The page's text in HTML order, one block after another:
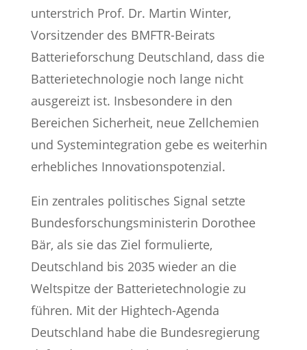
unterstrich Prof. Dr. Martin Winter,
Vorsitzender des BMFTR-Beirats
Batterieforschung Deutschland, dass die
Batterietechnologie noch lange nicht
ausgereizt ist. Insbesondere in den
Bereichen Sicherheit, neue Zellchemien
und Systemintegration gebe es weiterhin
erhebliches Innovationspotenzial.
Ein zentrales politisches Signal setzte
Bundesforschungsministerin Dorothee
Bär, als sie das Ziel formulierte,
Deutschland bis 2035 wieder an die
Weltspitze der Batterietechnologie zu
führen. Mit der Hightech-Agenda
Deutschland habe die Bundesregierung